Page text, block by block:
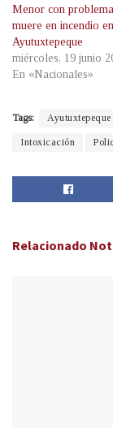
Menor con
muere en incendio en
Ayutuxtepeque
miércoles, 19 junio
En «Nacionales»
Tags: Ayutuxtepeque
Intoxicación
Relacionado